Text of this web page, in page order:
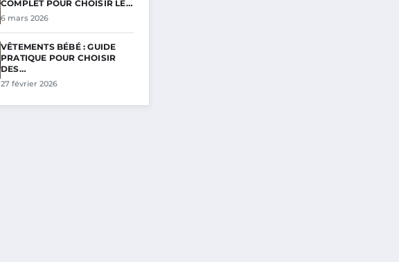
COMPLET POUR CHOISIR LE…
6 mars 2026
VÊTEMENTS BÉBÉ : GUIDE
PRATIQUE POUR CHOISIR
DES…
27 février 2026